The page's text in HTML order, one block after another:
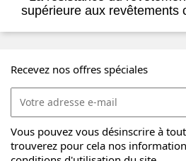
supérieure aux revêtements
Recevez nos offres spéciales
Vous pouvez vous désinscrire à
trouverez pour cela nos